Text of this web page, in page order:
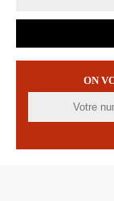
ON